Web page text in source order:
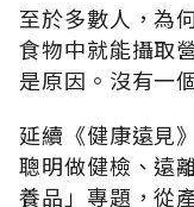
至於多數人，為
食物中就能攝取
是原因。沒有一
延續《健康遠見
聰明做健檢、遠
養品」專題，從